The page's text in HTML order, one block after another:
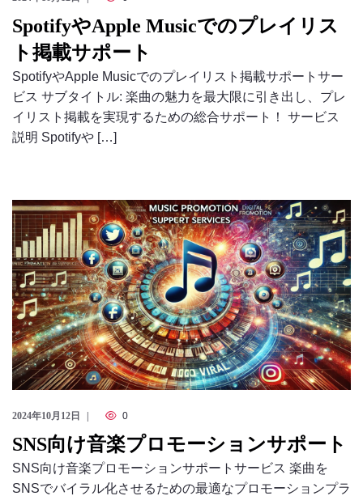
SpotifyやApple Musicでのプレイリス
ト掲載サポート
SpotifyやApple Musicでのプレイリスト掲載サポートサー
ビス サブタイトル: 楽曲の魅力を最大限に引き出し、プレ
イリスト掲載を実現するための総合サポート！ サービス
説明 Spotifyや […]
2024年10月12日 0
SNS向け音楽プロモーションサポート
SNS向け音楽プロモーションサポートサービス 楽曲を
SNSでバイラル化させるための最適なプロモーションプラ